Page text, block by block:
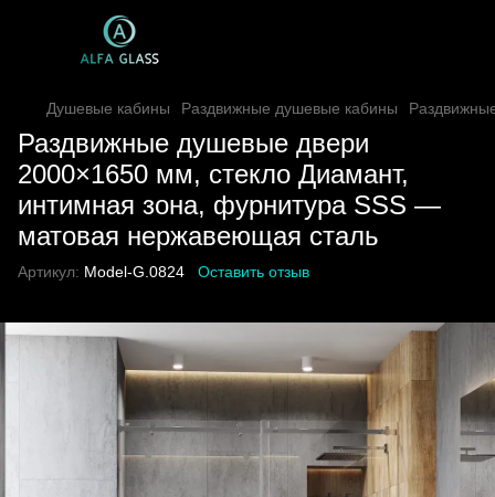
Душевые кабины Раздвижные душевые кабины
Раздвижные душевые двери
2000×1650 мм, стекло Диамант,
интимная зона, фурнитура SSS —
матовая нержавеющая сталь
Артикул: Model-G.0824 Оставить отзыв